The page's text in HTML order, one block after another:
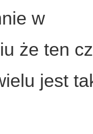
w
że ten
jest